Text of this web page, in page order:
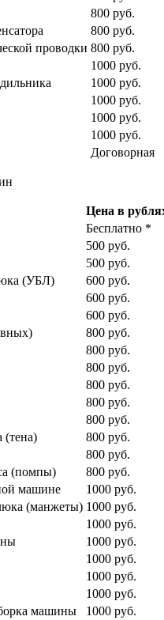
800 руб.
800 руб.
проводки 800 руб.
1000 руб.
1000 руб.
1000 руб.
1000 руб.
1000 руб.
Договорная
Цена в
Бесплатно *
500 руб.
500 руб.
(УБЛ)
600 руб.
600 руб.
600 руб.
800 руб.
800 руб.
800 руб.
800 руб.
800 руб.
800 руб.
(тена)
800 руб.
800 руб.
(помпы)
800 руб.
машине
1000 руб.
(манжеты) 1000 руб.
1000 руб.
1000 руб.
1000 руб.
1000 руб.
1000 руб.
машины
1000 руб.